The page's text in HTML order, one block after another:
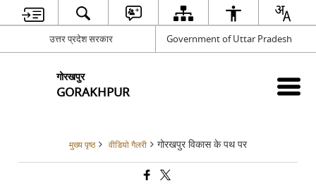
उत्तर प्रदेश सरकार Government of Uttar Pradesh
गोरखपुर
GORAKHPUR
मुख्य पृष्ठ वीडियो गैलरी गोरखपुर विकास के पथ पर